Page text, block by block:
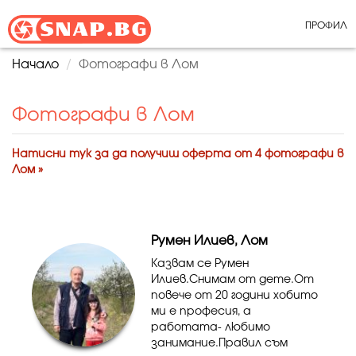
ПРОФИЛ
Начало Фотографи в Лом
Фотографи в Лом
Натисни тук за да получиш оферта от 4 фотографи в
Лом »
Румен Илиев, Лом
Казвам се Румен
Илиев.Снимам от дете.От
повече от 20 години хобито
ми е професия, а
работата- любимо
занимание.Правил съм